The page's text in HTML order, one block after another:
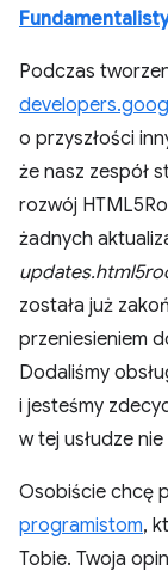
Podczas
o przyszłości
że nasz zespół
rozwój
żadnych
została już
przeniesieniem
Dodaliśmy
i jesteśmy
w tej usłudze nie
Osobiście chcę
programistom,
Tobie. Twoja